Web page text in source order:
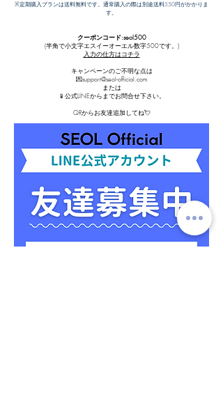
※定期購入プランは送料無料です。通常購入の際は別途送料550円がかかりま
す。
クーポンコード:seol500
(半角で小文字エスイーオーエル数字500です。)
入力の仕方はコチラ
キャンペーンのご不明な点は
💌support@seol-official.com
または
📱公式LINEからまでお問合せ下さい。
QRからお友達追加してね💘